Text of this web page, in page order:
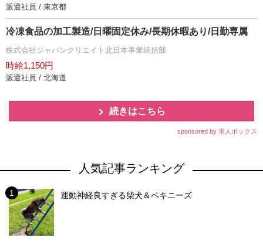
派遣社員 / 東京都
冷凍食品の加工製造/日曜固定休み/長期休暇あり/日勤専属
株式会社ジャパンクリエイト北日本事業統括部
時給1,150円
派遣社員 / 北海道
続きはこちら
sponsored by 求人ボックス
人気記事ランキング
運動神経良すぎる柴犬＆ペキニーズ